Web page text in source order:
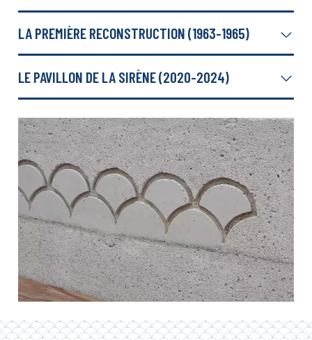
LA PREMIÈRE RECONSTRUCTION (1963-1965)
LE PAVILLON DE LA SIRÈNE (2020-2024)